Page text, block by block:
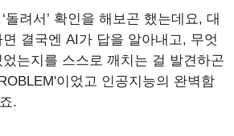
돌려서’ 확인을 해보곤 했는데요, 대
결국엔 AI가 답을 알아내고, 무엇
는지를 스스로 깨치는 걸 발견하곤
이었고 인공지능의 완벽함
.